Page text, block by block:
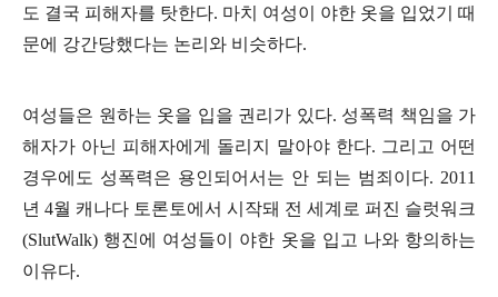
도 결국 피해자를 탓한다. 마치 여성이 야한 옷을 입었기 때
문에 강간당했다는 논리와 비슷하다.
여성들은 원하는 옷을 입을 권리가 있다. 성폭력 책임을 가
해자가 아닌 피해자에게 돌리지 말아야 한다. 그리고 어떤
경우에도 성폭력은 용인되어서는 안 되는 범죄이다. 2011
년 4월 캐나다 토론토에서 시작돼 전 세계로 퍼진 슬럿워크
(SlutWalk) 행진에 여성들이 야한 옷을 입고 나와 항의하는
이유다.